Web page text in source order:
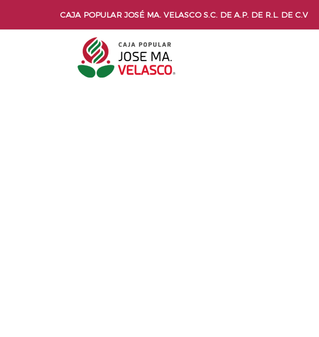
CAJA POPULAR JOSÉ MA. VELASCO S.C. DE A.P. DE R.L. DE C.V